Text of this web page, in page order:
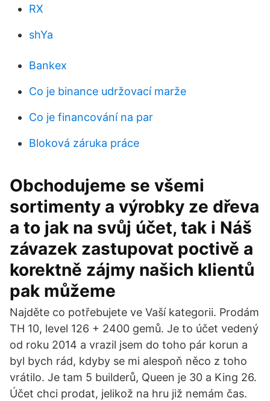
RX
shYa
Bankex
Co je binance udržovací marže
Co je financování na par
Bloková záruka práce
Obchodujeme se všemi
sortimenty a výrobky ze dřeva
a to jak na svůj účet, tak i Náš
závazek zastupovat poctivě a
korektně zájmy našich klientů
pak můžeme
Najděte co potřebujete ve Vaší kategorii. Prodám
TH 10, level 126 + 2400 gemů. Je to účet vedený
od roku 2014 a vrazil jsem do toho pár korun a
byl bych rád, kdyby se mi alespoň něco z toho
vrátilo. Je tam 5 builderů, Queen je 30 a King 26.
Účet chci prodat, jelikož na hru již nemám čas.